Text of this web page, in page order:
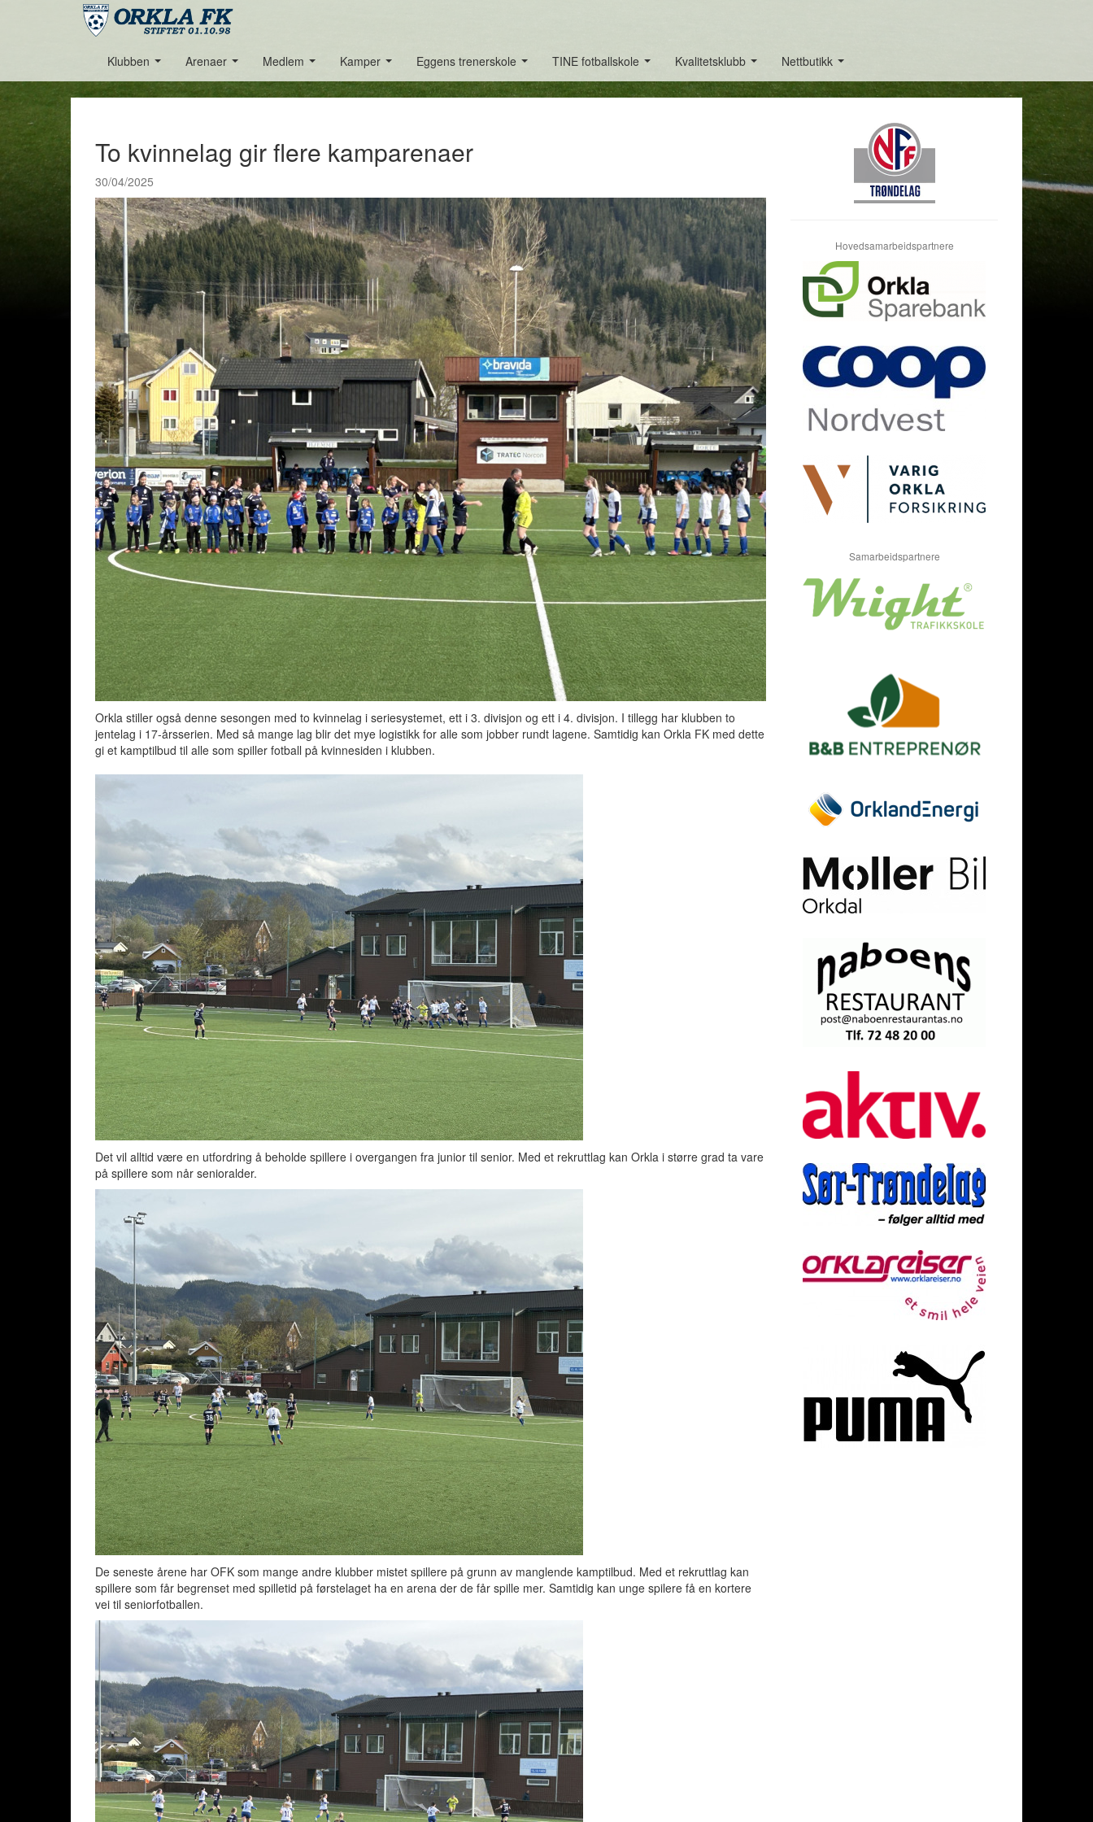
Klubben Arenaer Medlem Kamper Eggens trenerskole TINE fotballskole Kvalitetsklubb Nettbutikk
To kvinnelag gir flere kamparenaer
30/04/2025
Orkla stiller også denne sesongen med to kvinnelag i seriesystemet, ett i 3. divisjon og ett i 4. divisjon. I tillegg har klubben to
jentelag i 17-årsserien. Med så mange lag blir det mye logistikk for alle som jobber rundt lagene. Samtidig kan Orkla FK med dette
gi et kamptilbud til alle som spiller fotball på kvinnesiden i klubben.
Det vil alltid være en utfordring å beholde spillere i overgangen fra junior til senior. Med et rekruttlag kan Orkla i større grad ta vare
på spillere som når senioralder.
De seneste årene har OFK som mange andre klubber mistet spillere på grunn av manglende kamptilbud. Med et rekruttlag kan
spillere som får begrenset med spilletid på førstelaget ha en arena der de får spille mer. Samtidig kan unge spilere få en kortere
vei til seniorfotballen.
Hovedsamarbeidspartnere
Samarbeidspartnere